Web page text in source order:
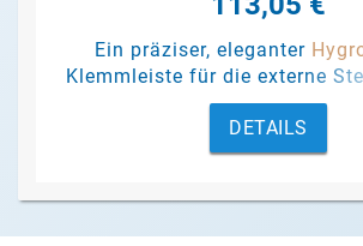
Ein präziser, eleganter
Klemmleiste für die externe
Luftentfeuchtern.
DETAILS